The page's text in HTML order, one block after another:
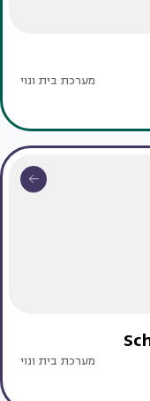
מערכת בית ונוי
מערכת בית ונוי